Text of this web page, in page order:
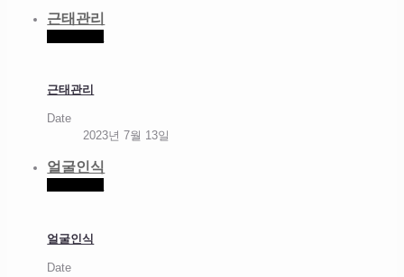
근태관리
근태관리
Date
2023년 7월 13일
얼굴인식
얼굴인식
Date